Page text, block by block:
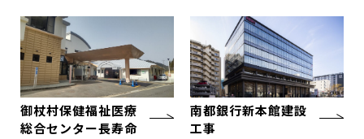
御杖村保健福祉医療
総合センター長寿命
南都銀行新本館建設
工事